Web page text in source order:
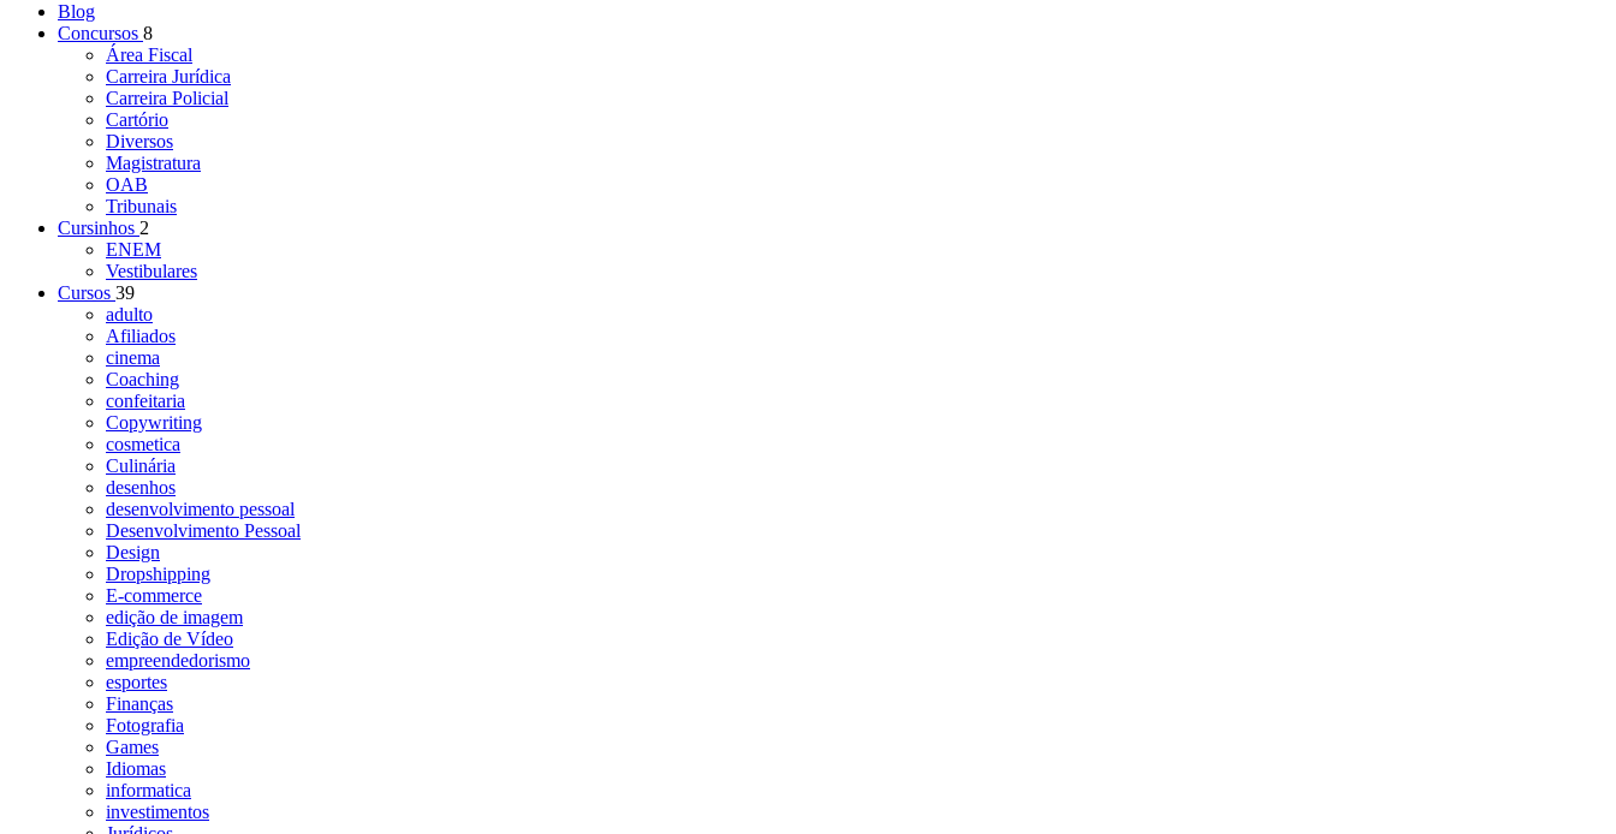
Blog
Concursos 8
Área Fiscal
Carreira Jurídica
Carreira Policial
Cartório
Diversos
Magistratura
OAB
Tribunais
Cursinhos 2
ENEM
Vestibulares
Cursos 39
adulto
Afiliados
cinema
Coaching
confeitaria
Copywriting
cosmetica
Culinária
desenhos
desenvolvimento pessoal
Desenvolvimento Pessoal
Design
Dropshipping
E-commerce
edição de imagem
Edição de Vídeo
empreendedorismo
esportes
Finanças
Fotografia
Games
Idiomas
informatica
investimentos